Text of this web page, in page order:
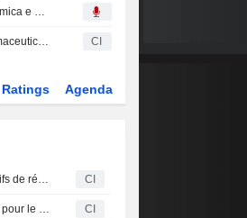
Transcript : Recordati Industria Chimica e Farmaceutica S.p.A., H1 2026 Earnings Call, Jul 29, 2026
Recordati Industria Chimica e Farmaceutica S.p.A. confirme ses objectifs de résultats pour l'exercice 2026 CI
Ratings Agenda
Recordati Industria Chimica e Farmaceutica S.p.A. confirme ses objectifs de résultats pour l'exercice 2026 CI
Recordati Industria Chimica e Farmaceutica S.p.A. publie ses résultats pour le premier semestre clos le 30 juin 2026 CI